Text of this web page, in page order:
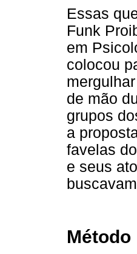
Essas
Funk
em
colocou
de mão
grupos
a
favelas
e seus
Método